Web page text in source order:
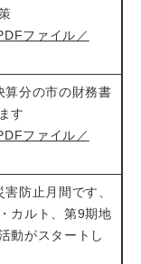
ファイル／
算分の市の財務書
す
ファイル／
防止月間です、
カルト、第9期地
動がスタートし